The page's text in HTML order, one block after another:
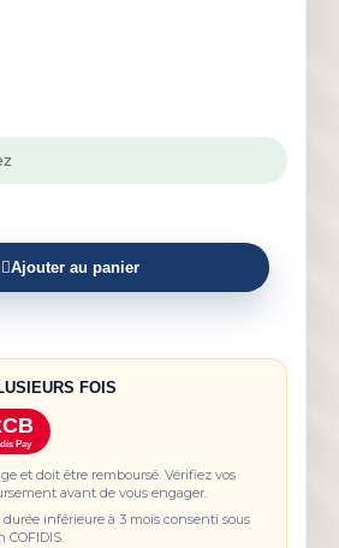
Ajouter au panier
FOIS
Pay
et doit être remboursé. Vérifiez vos
avant de vous engager.
inférieure à 3 mois consenti sous
COFIDIS.